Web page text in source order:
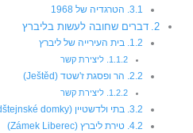
הטרגדיה של 1968
דברים שחובה לעשות בליברץ
בית העירייה של ליברץ
ליצירת קשר
הר ופסגת ז'שטד (Ještěd)
ליצירת קשר
בתי ולדשטיין (Valdštejnské domky)
טירת ליברץ (Zámek Liberec)